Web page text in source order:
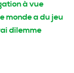
à vue
monde a du jeu
dilemme